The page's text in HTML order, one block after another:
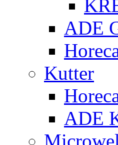
ADE
Kutter
ADE